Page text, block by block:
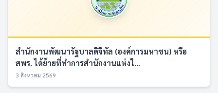
สำนักงานพัฒนารัฐบาลดิจิทัล (องค์การมหาชน) หรือ
สพร. ได้ย้ายที่ทำการสำนักงานแห่งใ...
3 สิงหาคม 2569